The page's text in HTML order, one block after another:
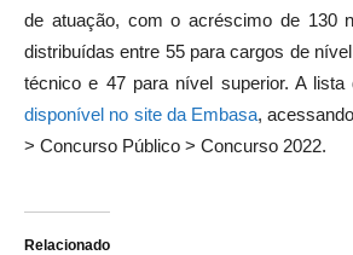
de atuação, com o acréscimo de 130
distribuídas entre 55 para cargos de
técnico e 47 para nível superior. A lista
disponível no site da Embasa,
> Concurso Público > Concurso 2022.
Relacionado